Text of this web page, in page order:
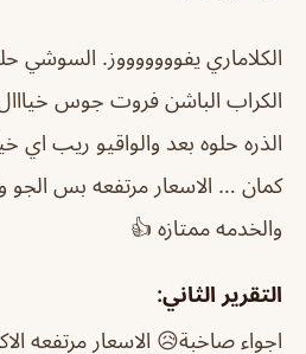
الكلاماري يفوووووووز. السوشي
الكراب الباشن فروت جوس
الذره حلوه بعد والواقيو ريب اي
كمان … الاسعار مرتفعه بس الجو
والخدمه ممتازه 👍
التقرير الثاني:
اجواء صاخبة😥 الاسعار مرتفعه